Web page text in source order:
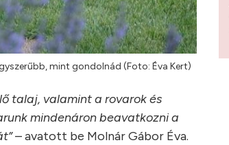
mint gondolnád (Foto: Éva Kert)
talaj, valamint a rovarok és
mindenáron beavatkozni a
– avatott be Molnár Gábor Éva.